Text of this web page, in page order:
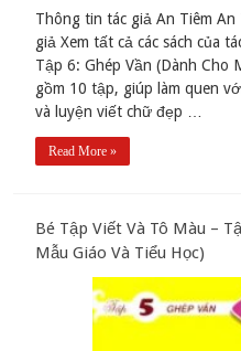
Thông tin tác giả An Tiêm An
giả Xem tất cả các sách của
Tập 6: Ghép Vần (Dành Cho
gồm 10 tập, giúp làm quen
và luyện viết chữ đẹp …
Read More »
Bé Tập Viết Và Tô Màu –
Mẫu Giáo Và Tiểu Học)